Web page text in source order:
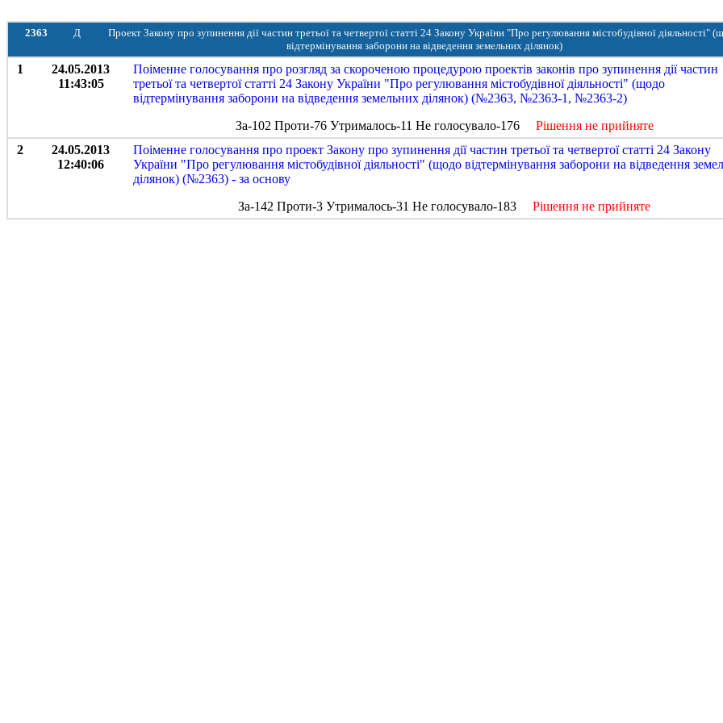
2363 Д
Проект Закону про зупинення дії частин третьої та четвертої статті 24 Закону України "Про регулювання містобудівної діяльності"
відтермінування заборони на відведення земельних ділянок)
1
24.05.2013
11:43:05
Поіменне голосування про розгляд за скороченою процедурою проектів законів про зупинення дії частин
третьої та четвертої статті 24 Закону України "Про регулювання містобудівної діяльності" (щодо
відтермінування заборони на відведення земельних ділянок) (№2363, №2363-1, №2363-2)
За-102 Проти-76 Утрималось-11 Не голосувало-176
Рішення не прийняте
2
24.05.2013
12:40:06
Поіменне голосування про проект Закону про зупинення дії частин третьої та четвертої статті 24 Закону
України "Про регулювання містобудівної діяльності" (щодо відтермінування заборони на відведення
ділянок) (№2363) - за основу
За-142 Проти-3 Утрималось-31 Не голосувало-183
Рішення не прийняте